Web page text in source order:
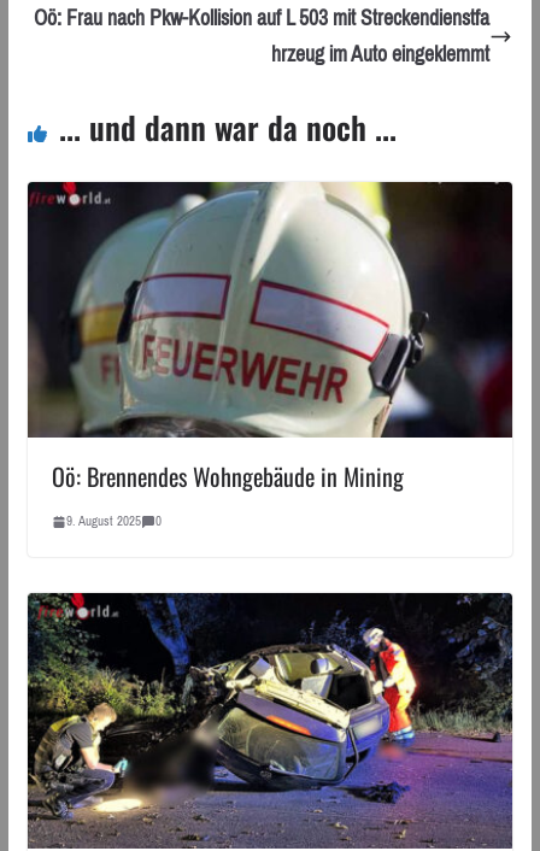
Oö: Frau nach Pkw-Kollision auf L 503 mit Streckendienstfa
hrzeug im Auto eingeklemmt
... und dann war da noch ...
Oö: Brennendes Wohngebäude in Mining
9. August 2025 0